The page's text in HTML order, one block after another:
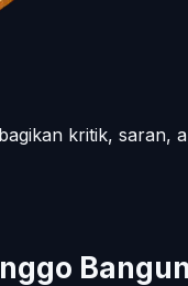
kritik, saran,